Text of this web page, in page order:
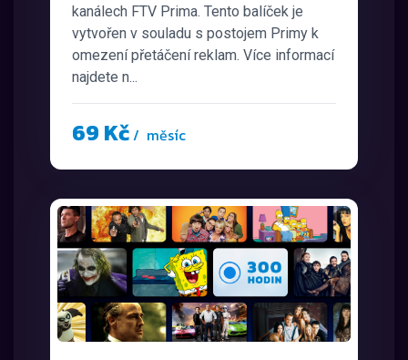
kanálech FTV Prima. Tento balíček je
vytvořen v souladu s postojem Primy k
omezení přetáčení reklam. Více informací
najdete n...
69 Kč/ měsíc